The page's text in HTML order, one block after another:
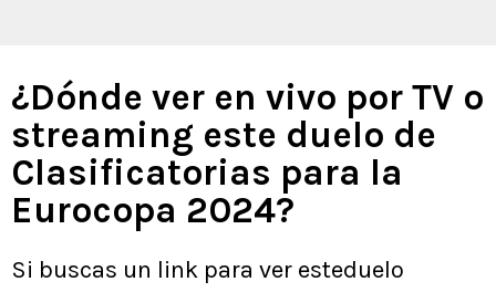
¿Dónde ver en vivo por TV o
streaming este duelo de
Clasificatorias para la
Eurocopa 2024?
Si buscas un link para ver esteduelo